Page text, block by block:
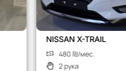
CHERY ARRIZO 8
1450 ₪/мес.
рука